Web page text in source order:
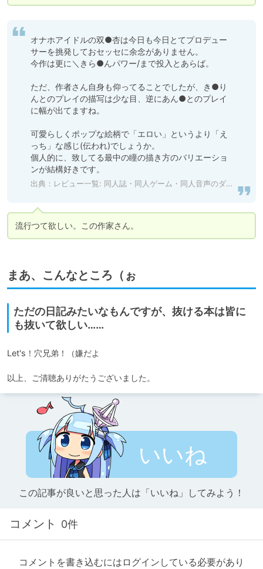
オナホアイドルの双●杏は今日も今日とてプロデュー
サーを挑発しておセッセに余念がありません。
今作は更に＼きら●んパワー/まで投入とあらば。
ただ、作者さん自身も仰ってることでしたが、き●り
んとのプレイの描写は少な目、逆にあん●とのプレイ
に幅が出てますね。
可愛らしくポップな絵柄で「エロい」というより「え
っち」な感じ(伝われ)でしょうか。
個人的に、致してる最中の瞳の描き方のバリエーショ
ンが結構好きです。
出典： レビュー一覧: 同人誌・同人ゲーム・同人音声のダウンロードなら「DLsite 同人 - R18」
流行つて欲しい。この作家さん。
まあ、こんなところ（ぉ
ただの日記みたいなもんですが、抜ける本は皆に
も抜いて欲しい……
Let's！穴兄弟！（嫌だよ
以上、ご清聴ありがたうございました。
いいね
この記事が良いと思った人は「いいね」してみよう！
コメント 0件
コメントを書き込むにはログインしている必要があり